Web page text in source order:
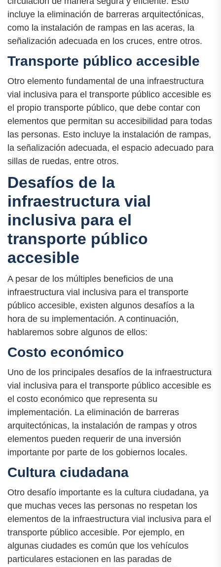
incluye la eliminación de barreras arquitectónicas,
como la instalación de rampas en las aceras, la
señalización adecuada en los cruces, entre otros.
Transporte público accesible
Otro elemento fundamental de una infraestructura
vial inclusiva para el transporte público accesible es
el propio transporte público, que debe contar con
elementos que permitan su accesibilidad para todas
las personas. Esto incluye la instalación de rampas,
la señalización adecuada, el espacio adecuado para
sillas de ruedas, entre otros.
Desafíos de la
infraestructura vial
inclusiva para el
transporte público
accesible
A pesar de los múltiples beneficios de una
infraestructura vial inclusiva para el transporte
público accesible, existen algunos desafíos a la
hora de su implementación. A continuación,
hablaremos sobre algunos de ellos:
Costo económico
Uno de los principales desafíos de la infraestructura
vial inclusiva para el transporte público accesible es
el costo económico que representa su
implementación. La eliminación de barreras
arquitectónicas, la instalación de rampas y otros
elementos pueden requerir de una inversión
importante por parte de los gobiernos locales.
Cultura ciudadana
Otro desafío importante es la cultura ciudadana, ya
que muchas veces las personas no respetan los
elementos de la infraestructura vial inclusiva para el
transporte público accesible. Por ejemplo, en
algunas ciudades es común que los vehículos
particulares estacionen en las paradas de